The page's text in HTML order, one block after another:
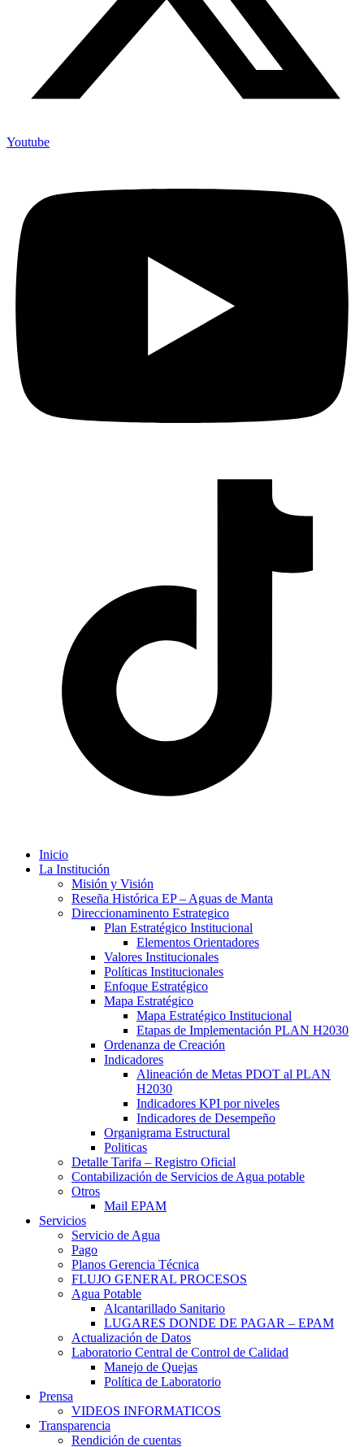
Youtube
Inicio
La Institución
Misión y Visión
Reseña Histórica EP – Aguas de Manta
Direccionaminento Estrategico
Plan Estratégico Institucional
Elementos Orientadores
Valores Institucionales
Políticas Institucionales
Enfoque Estratégico
Mapa Estratégico
Mapa Estratégico Institucional
Etapas de Implementación PLAN H2030
Ordenanza de Creación
Indicadores
Alineación de Metas PDOT al PLAN
H2030
Indicadores KPI por niveles
Indicadores de Desempeño
Organigrama Estructural
Politicas
Detalle Tarifa – Registro Oficial
Contabilización de Servicios de Agua potable
Otros
Mail EPAM
Servicios
Servicio de Agua
Pago
Planos Gerencia Técnica
FLUJO GENERAL PROCESOS
Agua Potable
Alcantarillado Sanitario
LUGARES DONDE DE PAGAR – EPAM
Actualización de Datos
Laboratorio Central de Control de Calidad
Manejo de Quejas
Política de Laboratorio
Prensa
VIDEOS INFORMATICOS
Transparencia
Rendición de cuentas